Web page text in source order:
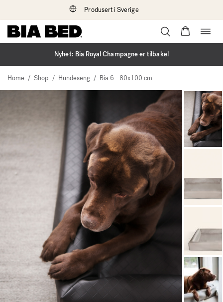
Produsert i Sverige
Hopp
til
Bytt
Nyhet: Bia Royal Champagne er tilbake!
Home / Shop / Hundeseng / Bia 6 - 80x100 cm